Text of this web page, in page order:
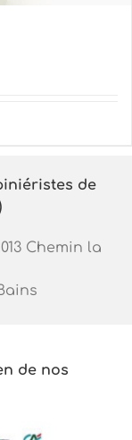
de
Chemin la
de nos